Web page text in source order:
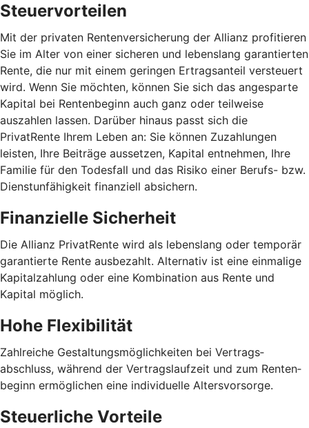
Steuervorteilen
Mit der privaten Rentenversicherung der Allianz profitieren
Sie im Alter von einer sicheren und lebenslang garantierten
Rente, die nur mit einem geringen Ertragsanteil versteuert
wird. Wenn Sie möchten, können Sie sich das angesparte
Kapital bei Rentenbeginn auch ganz oder teilweise
auszahlen lassen. Darüber hinaus passt sich die
PrivatRente Ihrem Leben an: Sie können Zuzahlungen
leisten, Ihre Beiträge aussetzen, Kapital entnehmen, Ihre
Familie für den Todesfall und das Risiko einer Berufs- bzw.
Dienstunfähigkeit finanziell absichern.
Finanzielle Sicherheit
Die Allianz PrivatRente wird als lebens­lang oder temporär
garantierte Rente ausbezahlt. Alternativ ist eine einmalige
Kapital­zahlung oder eine Kombination aus Rente und
Kapital möglich.
Hohe Flexibilität
Zahlreiche Gestaltungs­möglichkeiten bei Vertrags­
abschluss, während der Vertrags­laufzeit und zum Renten­
beginn ermöglichen eine individuelle Alters­vorsorge.
Steuerliche Vorteile